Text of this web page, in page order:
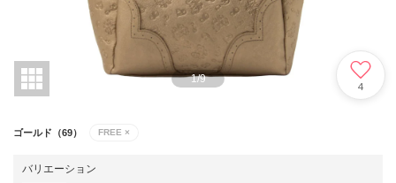
1/9
4
ゴールド（69） FREE ×
バリエーション